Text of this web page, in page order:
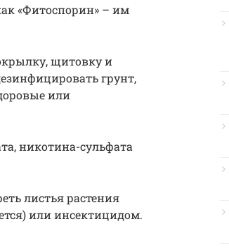
«Фитоспорин» – им
щитовку и
грунт,
или
никотина-сульфата
листья растения
или инсектицидом.